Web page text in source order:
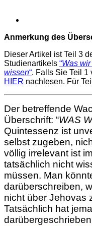
Image
Anmerkung des
Dieser Artikel ist Teil 3
Studienartikels “Was
wissen“. Falls Sie Teil 1
HIER nachlesen. Für
Der betreffende
Überschrift: “WAS
Quintessenz ist
selbst zugeben,
völlig irrelevant ist
tatsächlich nicht
müssen. Man
darüberschreiben,
nicht über Jehovas
Tatsächlich hat